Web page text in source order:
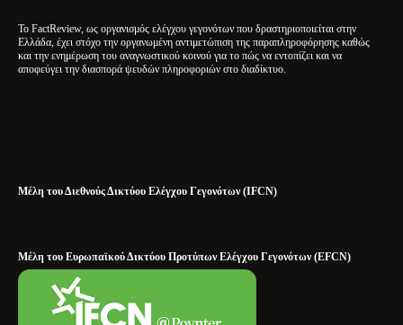
Το FactReview, ως οργανισμός ελέγχου γεγονότων που δραστηριοποιείται στην
Ελλάδα, έχει στόχο την οργανωμένη αντιμετώπιση της παραπληροφόρησης καθώς
και την ενημέρωση του αναγνωστικού κοινού για το πώς να εντοπίζει και να
αποφεύγει την διασπορά ψευδών πληροφοριών στο διαδίκτυο.
Μέλη του Διεθνούς Δικτύου Ελέγχου Γεγονότων (IFCN)
Μέλη του Ευρωπαϊκού Δικτύου Προτύπων Ελέγχου Γεγονότων (EFCN)